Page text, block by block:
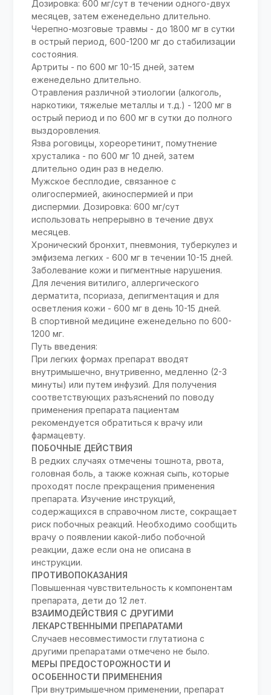
Дозировка: 600 мг/сут в течении одного-двух
месяцев, затем еженедельно длительно.
Черепно-мозговые травмы - до 1800 мг в сутки
в острый период, 600-1200 мг до стабилизации
состояния.
Артриты - по 600 мг 10-15 дней, затем
еженедельно длительно.
Отравления различной этиологии (алкоголь,
наркотики, тяжелые металлы и т.д.) - 1200 мг в
острый период и по 600 мг в сутки до полного
выздоровления.
Язва роговицы, хореоретинит, помутнение
хрусталика - по 600 мг 10 дней, затем
длительно один раз в неделю.
Мужское бесплодие, связанное с
олигоспермией, акиноспермией и при
диспермии. Дозировка: 600 мг/сут
использовать непрерывно в течение двух
месяцев.
Хронический бронхит, пневмония, туберкулез и
эмфизема легких - 600 мг в течении 10-15 дней.
Заболевание кожи и пигментные нарушения.
Для лечения витилиго, аллергического
дерматита, псориаза, депигментация и для
осветления кожи - 600 мг в день 10-15 дней.
В спортивной медицине еженедельно по 600-
1200 мг.
Путь введения:
При легких формах препарат вводят
внутримышечно, внутривенно, медленно (2-3
минуты) или путем инфузий. Для получения
соответствующих разъяснений по поводу
применения препарата пациентам
рекомендуется обратиться к врачу или
фармацевту.
ПОБОЧНЫЕ ДЕЙСТВИЯ
В редких случаях отмечены тошнота, рвота,
головная боль, а также кожная сыпь, которые
проходят после прекращения применения
препарата. Изучение инструкций,
содержащихся в справочном листе, сокращает
риск побочных реакций. Необходимо сообщить
врачу о появлении какой-либо побочной
реакции, даже если она не описана в
инструкции.
ПРОТИВОПОКАЗАНИЯ
Повышенная чувствительность к компонентам
препарата, дети до 12 лет.
ВЗАИМОДЕЙСТВИЯ С ДРУГИМИ
ЛЕКАРСТВЕННЫМИ ПРЕПАРАТАМИ
Случаев несовместимости глутатиона с
другими препаратами отмечено не было.
МЕРЫ ПРЕДОСТОРОЖНОСТИ И
ОСОБЕННОСТИ ПРИМЕНЕНИЯ
При внутримышечном применении, препарат